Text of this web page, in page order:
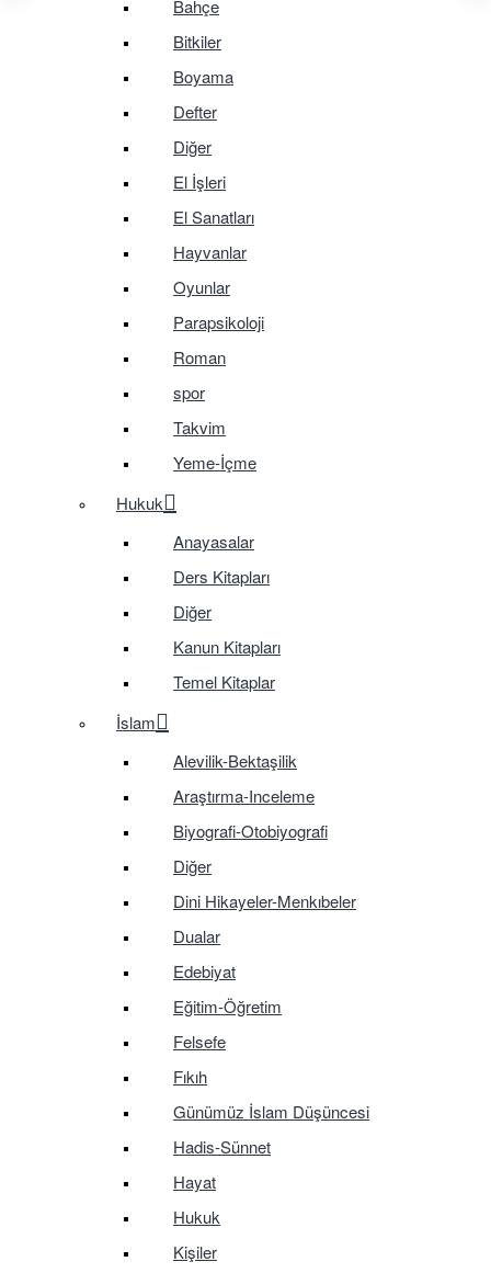
Bahçe
Bitkiler
Boyama
Defter
Diğer
El İşleri
El Sanatları
Hayvanlar
Oyunlar
Parapsikoloji
Roman
spor
Takvim
Yeme-İçme
Hukuk
Anayasalar
Ders Kitapları
Diğer
Kanun Kitapları
Temel Kitaplar
İslam
Alevilik-Bektaşilik
Araştırma-Inceleme
Biyografi-Otobiyografi
Diğer
Dini Hikayeler-Menkıbeler
Dualar
Edebiyat
Eğitim-Öğretim
Felsefe
Fıkıh
Günümüz İslam Düşüncesi
Hadis-Sünnet
Hayat
Hukuk
Kişiler